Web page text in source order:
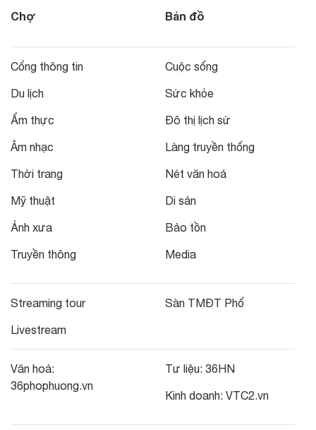
Chợ Bản đồ
Cổng thông tin
Du lịch
Ẩm thực
Âm nhạc
Thời trang
Mỹ thuật
Ảnh xưa
Truyền thông
Cuộc sống
Sức khỏe
Đô thị lịch sử
Làng truyền thống
Nét văn hoá
Di sản
Bảo tồn
Media
Streaming tour
Livestream
Sàn TMĐT Phố
Văn hoá:
36phophuong.vn
Tư liệu: 36HN
Kinh doanh: VTC2.vn